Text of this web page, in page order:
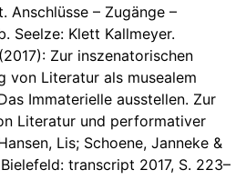
Anschlüsse – Zugänge –
Seelze: Klett Kallmeyer.
Zur inszenatorischen
von Literatur als musealem
Immaterielle ausstellen. Zur
Literatur und performativer
Lis; Schoene, Janneke &
transcript 2017, S. 223–